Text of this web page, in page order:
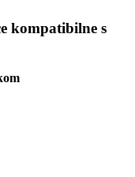
kompatibilne s